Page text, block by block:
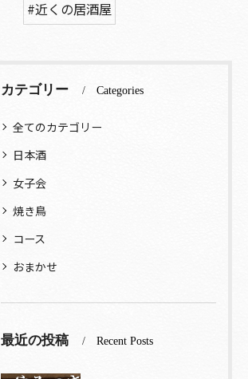
#近くの居酒屋
カテゴリー Categories
全てのカテゴリー
日本酒
女子会
焼き鳥
コース
おまかせ
最近の投稿 Recent Posts